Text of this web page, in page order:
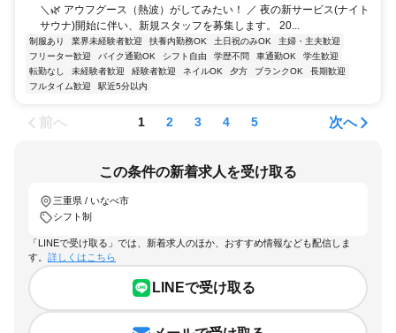
＼🌿 アウフグース（熱波）がしてみたい！ ／ 夜の新サービス(ナイト
サウナ)開始に伴い、新規スタッフを募集します。 20...
制服あり 業界未経験者歓迎 扶養内勤務OK 土日祝のみOK
主婦・主夫歓迎
フリーター歓迎
バイク通勤OK シフト自由 学歴不問 車通勤OK
学生歓迎
転勤なし
未経験者歓迎 経験者歓迎 ネイルOK 夕方 ブランクOK
長期歓迎
フルタイム歓迎
駅近5分以内
前へ 1 2 3 4 5 次へ
この条件の新着求人を受け取る
三重県 / いなべ市
シフト制
「LINEで受け取る」では、新着求人のほか、おすすめ情報なども配信しま
す。 詳しくはこちら
LINEで受け取る